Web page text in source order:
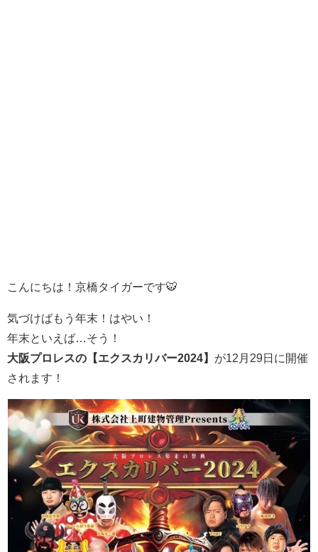
こんにちは！京橋タイガーです🐯
気づけばもう年末！はやい！
年末といえば…そう！
大阪プロレスの【エクスカリバー2024】 が12月29日に開催
されます！